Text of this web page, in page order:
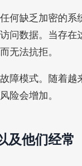
何缺乏加密的系
问数据。当存在
无法抗拒。
障模式。随着越
险会增加。
及他们经常